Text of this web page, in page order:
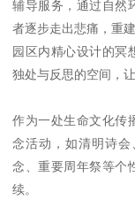
辅导服务，通过自然
者逐步走出悲痛，重建
园区内精心设计的冥
独处与反思的空间，
作为一处生命文化传
念活动，如清明诗
念、重要周年祭等个
续。